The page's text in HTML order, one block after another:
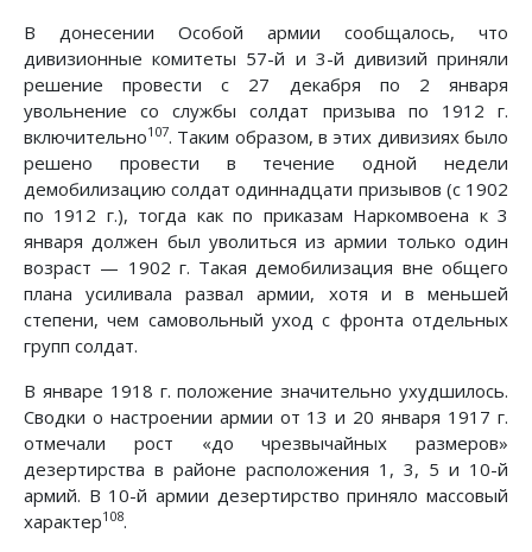
В донесении Особой армии сообщалось, что
дивизионные комитеты 57-й и 3-й дивизий приняли
решение провести с 27 декабря по 2 января
увольнение со службы солдат призыва по 1912 г.
включительно107. Таким образом, в этих дивизиях было
решено провести в течение одной недели
демобилизацию солдат одиннадцати призывов (с 1902
по 1912 г.), тогда как по приказам Наркомвоена к 3
января должен был уволиться из армии только один
возраст — 1902 г. Такая демобилизация вне общего
плана усиливала развал армии, хотя и в меньшей
степени, чем самовольный уход с фронта отдельных
групп солдат.
В январе 1918 г. положение значительно ухудшилось.
Сводки о настроении армии от 13 и 20 января 1917 г.
отмечали рост «до чрезвычайных размеров»
дезертирства в районе расположения 1, 3, 5 и 10-й
армий. В 10-й армии дезертирство приняло массовый
характер108.